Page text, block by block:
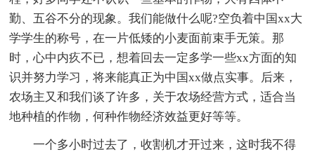
勤、五谷不分的现象。我们能做什么呢?空负着中国xx大
学学生的称号，在一片低矮的小麦面前束手无策。那
时，心中内疚不已，想着回去一定多学一些xx方面的知
识并努力学习，将来能真正为中国xx做点实事。后来，
农场主又和我们谈了许多，关于农场经营方式，适合当
地种植的作物，何种作物经济效益更好等等。
一个多小时过去了，收割机才开过来，这时我不得